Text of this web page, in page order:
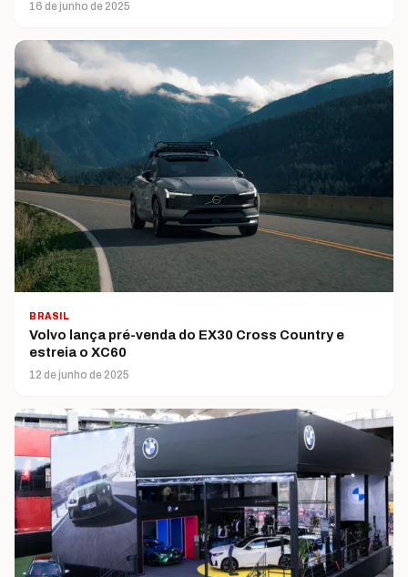
16 de junho de 2025
BRASIL
Volvo lança pré-venda do EX30 Cross Country e
estreia o XC60
12 de junho de 2025